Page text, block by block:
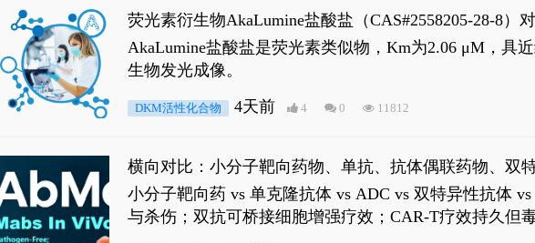
荧光素衍生物AkaLumine盐酸盐（CAS#2558205-28-8
穿透能力，大幅增强成像信噪比，从而实现活体动物
AkaLumine盐酸盐是荧光素类似物，Km为2.06 μM，具
生物发光成像。
DKM活性化合物 4天前 4 0 11812
横向对比：小分子靶向药物、单抗、抗体偶联药物、双
小分子靶向药 vs 单克隆抗体 vs ADC vs 双特异性抗体
与杀伤；双抗可桥接细胞增强疗效；CAR-T疗效持久但